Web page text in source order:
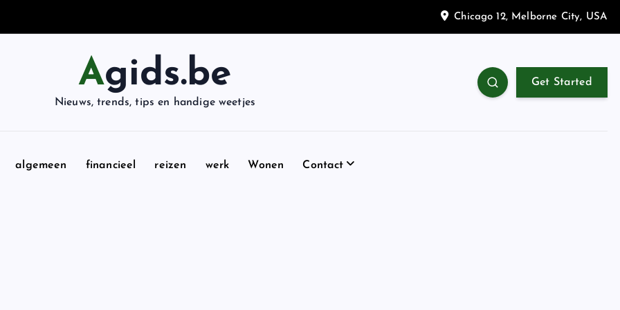
Chicago 12, Melborne City, USA
Agids.be
Nieuws, trends, tips en handige weetjes
Get Started
algemeen financieel reizen werk Wonen Contact